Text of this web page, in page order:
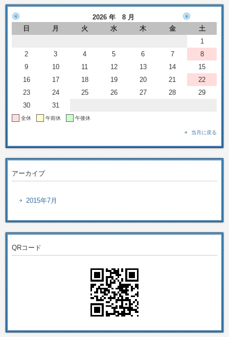
2026 年 8 月
日
月 火 水 木 金
土
1
2
3 4 5 6 7
8
9
10 11 12 13 14
15
16
17 18 19 20 21
22
23
24 25 26 27 28
29
30
31
全休 午前休 午後休
当月に戻る
アーカイブ
2015年7月
QRコード